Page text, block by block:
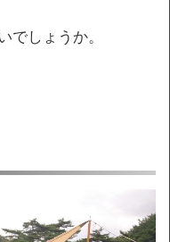
でしょうか。